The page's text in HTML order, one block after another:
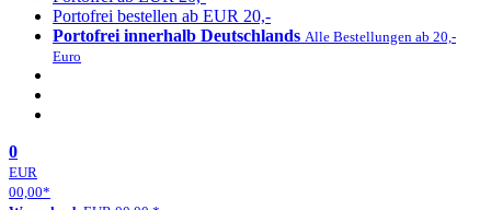
Portofrei bestellen ab EUR 20,-
Portofrei innerhalb Deutschlands Alle Bestellungen ab 20,-
Euro
0
EUR
00,00*